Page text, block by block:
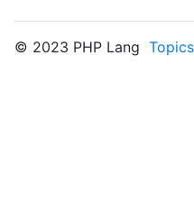
© 2023 PHP Lang Topics